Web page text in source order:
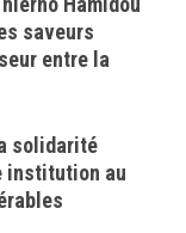
saveurs
entre la
solidarité
institution au